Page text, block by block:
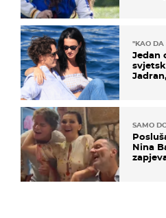
"KAO DA
Jedan
SAMO
Nina